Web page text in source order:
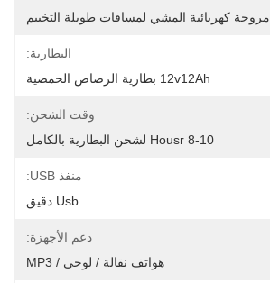
مروحة كهربائية المشي لمسافات طويلة التخييم
البطارية:
12v12Ah بطارية الرصاص الحمضية
وقت الشحن:
8-10 Housr لشحن البطارية بالكامل
منفذ USB:
Usb دقيق
دعم الأجهزة:
هواتف نقالة / لوحي / MP3